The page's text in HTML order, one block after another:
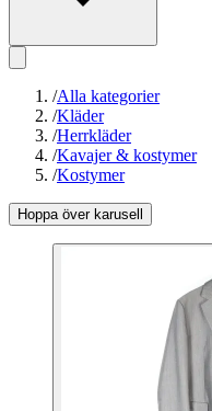
/Alla kategorier
/Kläder
/Herrkläder
/Kavajer & kostymer
/Kostymer
Hoppa över karusell